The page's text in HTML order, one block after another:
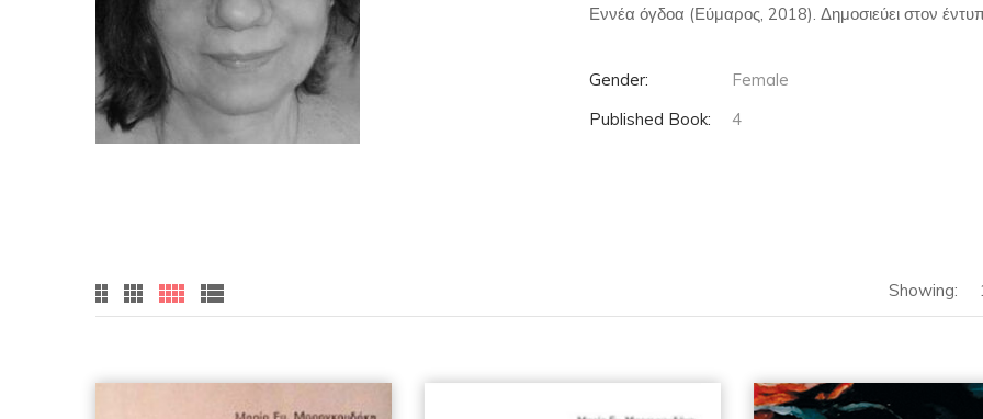
Εννέα όγδοα (Εύμαρος, 2018). Δημοσιεύει στον
Gender:
Female
Published Book:
4
Showing: